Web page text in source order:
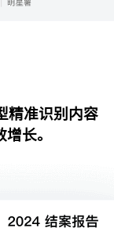
精准识别内容
长。